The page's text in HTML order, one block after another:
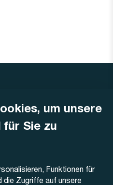
um unsere
für Sie zu
Funktionen für
die Zugriffe auf unsere